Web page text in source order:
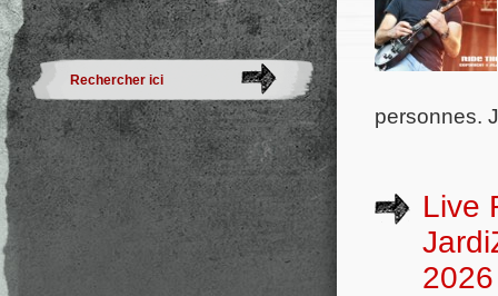
personnes.
Live
2026